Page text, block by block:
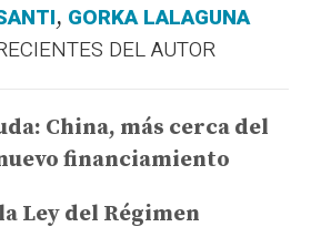
, GORKA LALAGUNA
DEL AUTOR
China, más cerca del
financiamiento
Ley del Régimen